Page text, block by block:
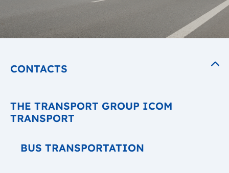
THE TRANSPORT GROUP ICOM
TRANSPORT
BUS TRANSPORTATION
CONTACTS